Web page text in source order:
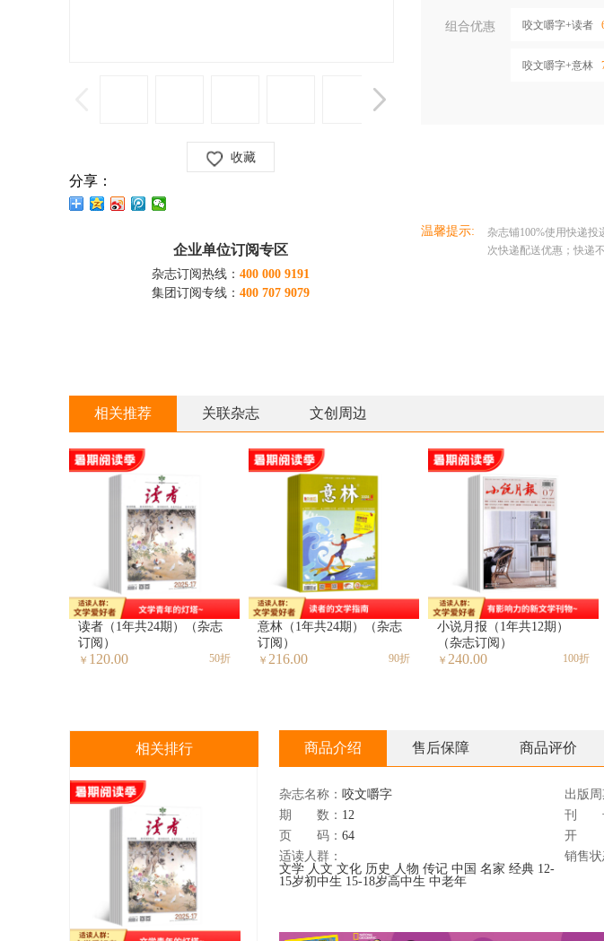
收藏
分享：
企业单位订阅专区
杂志订阅热线： 400 000 9191
集团订阅专线： 400 707 9079
组合优惠 咬文嚼字+读者
咬文嚼字+意林
温馨提示:
杂志铺100%使用快递
次快递配送优惠；快递
相关推荐 关联杂志 文创周边
读者（1年共24期）（杂志
订阅）
￥ 120.00 50折
意林（1年共24期）（杂志
订阅）
￥ 216.00 90折
小说月报（1年共12期）
（杂志订阅）
￥ 240.00 100折
相关排行 商品介绍 售后保障 商品评价
杂志名称： 咬文嚼字
期 数： 12
页 码： 64
适读人群：
文学 人文 文化 历史 人物 传记 中国 名家 经典 12-
15岁初中生 15-18岁高中生 中老年
出版周
刊
开
销售状